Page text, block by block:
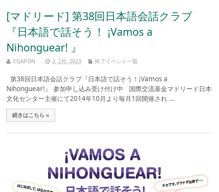
[マドリード] 第38回日本語会話クラブ
『日本語で話そう！ ¡Vamos a
Nihonguear! 』
ESJAPON 2, 2月, 2023 終了イベント一覧
第38回日本語会話クラブ『日本語で話そう！¡Vamos a
Nihonguear!』 参加申し込み受け付け中 国際交流基金マドリード日本
文化センター主催にて2014年10月より毎月1回開催され ...
続きはこちら »